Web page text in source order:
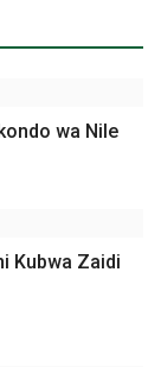
wa Nile
Kubwa Zaidi